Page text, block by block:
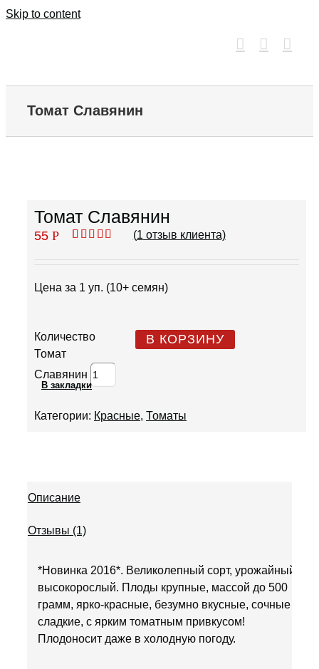
Skip to content
Томат Славянин
Томат Славянин
55 Р
опроса
пользователя
(1 отзыв клиента)
Цена за 1 уп. (10+ семян)
Количество
Томат
Славянин
В КОРЗИНУ
В закладки
Категории: Красные, Томаты
Описание
Отзывы (1)
*Новинка 2016*. Великолепный сорт, урожайный,
высокорослый. Плоды крупные, массой до 500
грамм, ярко-красные, безумно вкусные, сочные и
сладкие, с ярким томатным привкусом!
Плодоносит даже в холодную погоду.